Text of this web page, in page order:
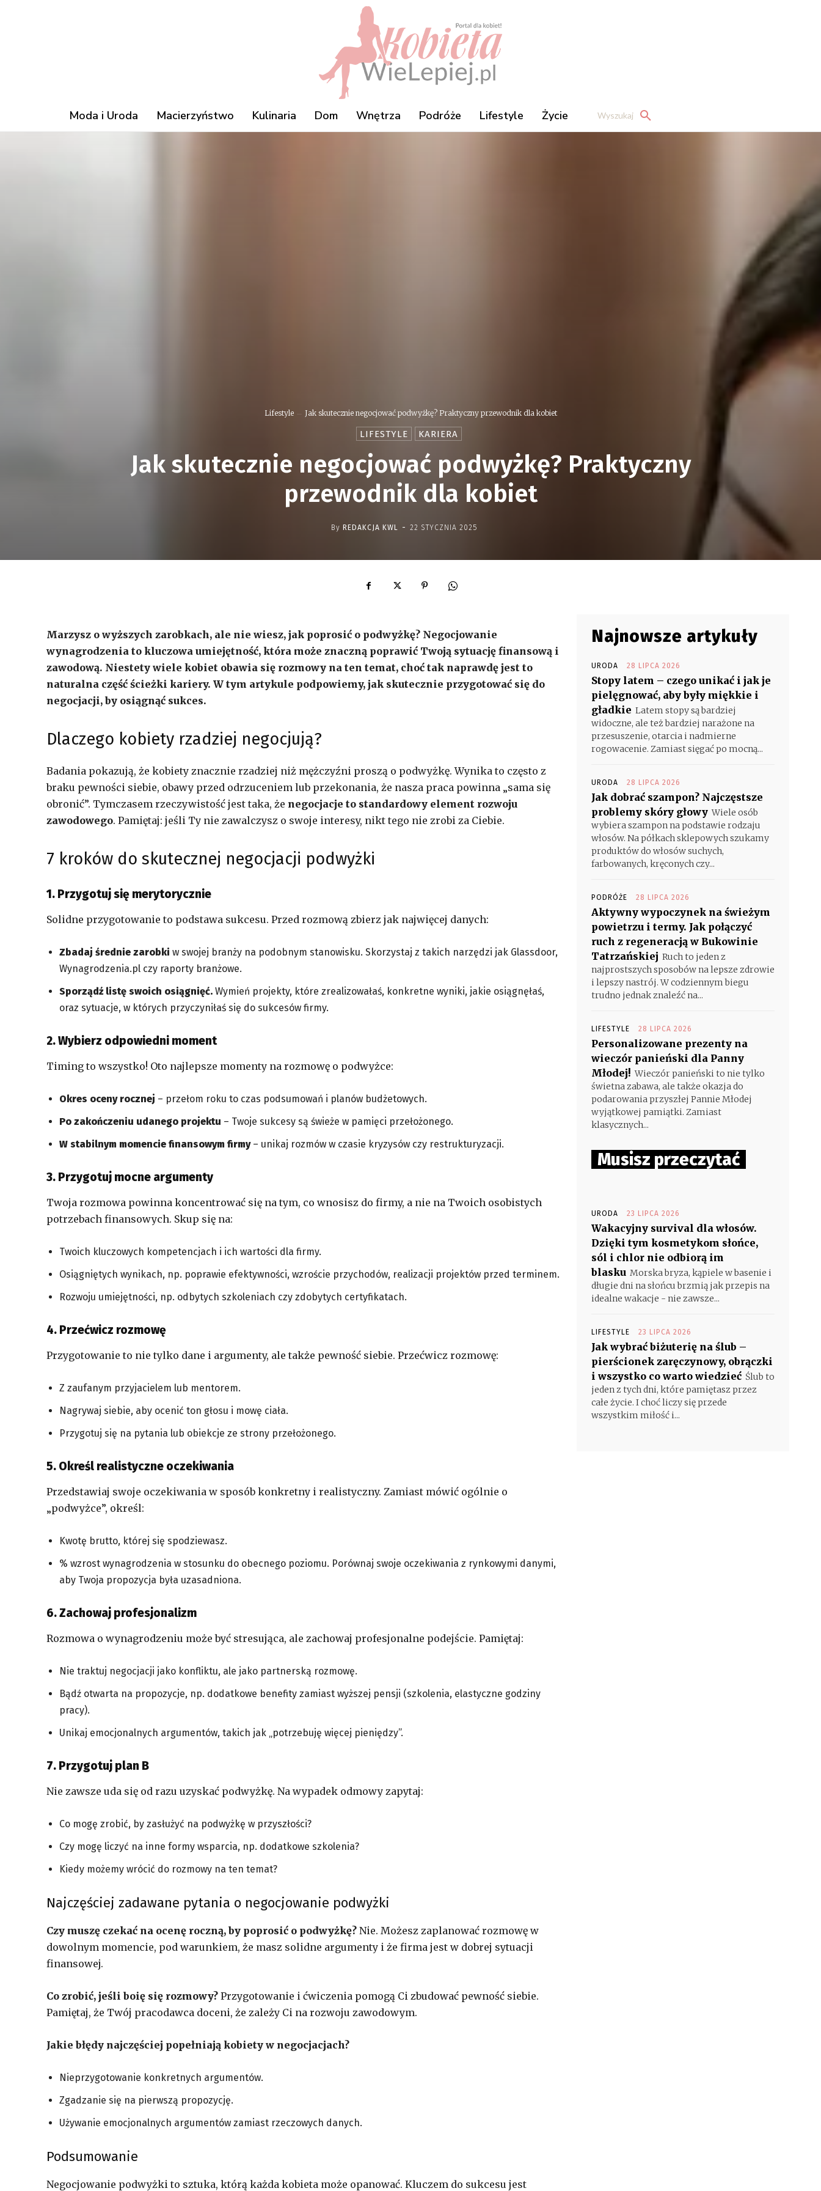
Moda i Uroda Macierzyństwo Kulinaria Dom Wnętrza Podróże Lifestyle Życie Wyszukaj
Lifestyle Jak skutecznie negocjować podwyżkę? Praktyczny przewodnik dla kobiet
LIFESTYLE KARIERA
Jak skutecznie negocjować podwyżkę? Praktyczny
przewodnik dla kobiet
By REDAKCJA KWL - 22 STYCZNIA 2025
Marzysz o wyższych zarobkach, ale nie wiesz, jak poprosić o podwyżkę? Negocjowanie
wynagrodzenia to kluczowa umiejętność, która może znaczną poprawić Twoją sytuację finansową i
zawodową. Niestety wiele kobiet obawia się rozmowy na ten temat, choć tak naprawdę jest to
naturalna część ścieżki kariery. W tym artykule podpowiemy, jak skutecznie przygotować się do
negocjacji, by osiągnąć sukces.
Dlaczego kobiety rzadziej negocjują?
Badania pokazują, że kobiety znacznie rzadziej niż mężczyźni proszą o podwyżkę. Wynika to często z
braku pewności siebie, obawy przed odrzuceniem lub przekonania, że nasza praca powinna „sama się
obronić”. Tymczasem rzeczywistość jest taka, że negocjacje to standardowy element rozwoju
zawodowego. Pamiętaj: jeśli Ty nie zawalczysz o swoje interesy, nikt tego nie zrobi za Ciebie.
7 kroków do skutecznej negocjacji podwyżki
1. Przygotuj się merytorycznie
Solidne przygotowanie to podstawa sukcesu. Przed rozmową zbierz jak najwięcej danych:
Zbadaj średnie zarobki w swojej branży na podobnym stanowisku. Skorzystaj z takich narzędzi jak Glassdoor,
Wynagrodzenia.pl czy raporty branżowe.
Sporządź listę swoich osiągnięć. Wymień projekty, które zrealizowałaś, konkretne wyniki, jakie osiągnęłaś,
oraz sytuacje, w których przyczyniłaś się do sukcesów firmy.
2. Wybierz odpowiedni moment
Timing to wszystko! Oto najlepsze momenty na rozmowę o podwyżce:
Okres oceny rocznej – przełom roku to czas podsumowań i planów budżetowych.
Po zakończeniu udanego projektu – Twoje sukcesy są świeże w pamięci przełożonego.
W stabilnym momencie finansowym firmy– unikaj rozmów w czasie kryzysów czy restrukturyzacji.
3. Przygotuj mocne argumenty
Twoja rozmowa powinna koncentrować się na tym, co wnosisz do firmy, a nie na Twoich osobistych
potrzebach finansowych. Skup się na:
Twoich kluczowych kompetencjach i ich wartości dla firmy.
Osiągniętych wynikach, np. poprawie efektywności, wzroście przychodów, realizacji projektów przed terminem.
Rozwoju umiejętności, np. odbytych szkoleniach czy zdobytych certyfikatach.
4. Przećwicz rozmowę
Przygotowanie to nie tylko dane i argumenty, ale także pewność siebie. Przećwicz rozmowę:
Z zaufanym przyjacielem lub mentorem.
Nagrywaj siebie, aby ocenić ton głosu i mowę ciała.
Przygotuj się na pytania lub obiekcje ze strony przełożonego.
5. Określ realistyczne oczekiwania
Przedstawiaj swoje oczekiwania w sposób konkretny i realistyczny. Zamiast mówić ogólnie o
„podwyżce”, określ:
Kwotę brutto, której się spodziewasz.
% wzrost wynagrodzenia w stosunku do obecnego poziomu. Porównaj swoje oczekiwania z rynkowymi danymi,
aby Twoja propozycja była uzasadniona.
6. Zachowaj profesjonalizm
Rozmowa o wynagrodzeniu może być stresująca, ale zachowaj profesjonalne podejście. Pamiętaj:
Nie traktuj negocjacji jako konfliktu, ale jako partnerską rozmowę.
Bądź otwarta na propozycje, np. dodatkowe benefity zamiast wyższej pensji (szkolenia, elastyczne godziny
pracy).
Unikaj emocjonalnych argumentów, takich jak „potrzebuję więcej pieniędzy”.
7. Przygotuj plan B
Nie zawsze uda się od razu uzyskać podwyżkę. Na wypadek odmowy zapytaj:
Co mogę zrobić, by zasłużyć na podwyżkę w przyszłości?
Czy mogę liczyć na inne formy wsparcia, np. dodatkowe szkolenia?
Kiedy możemy wrócić do rozmowy na ten temat?
Najczęściej zadawane pytania o negocjowanie podwyżki
Czy muszę czekać na ocenę roczną, by poprosić o podwyżkę? Nie. Możesz zaplanować rozmowę w
dowolnym momencie, pod warunkiem, że masz solidne argumenty i że firma jest w dobrej sytuacji
finansowej.
Co zrobić, jeśli boię się rozmowy? Przygotowanie i ćwiczenia pomogą Ci zbudować pewność siebie.
Pamiętaj, że Twój pracodawca doceni, że zależy Ci na rozwoju zawodowym.
Jakie błędy najczęściej popełniają kobiety w negocjacjach?
Nieprzygotowanie konkretnych argumentów.
Zgadzanie się na pierwszą propozycję.
Używanie emocjonalnych argumentów zamiast rzeczowych danych.
Podsumowanie
Negocjowanie podwyżki to sztuka, którą każda kobieta może opanować. Kluczem do sukcesu jest
Najnowsze artykuły
URODA 28 LIPCA 2026
Stopy latem – czego unikać i jak je
pielęgnować, aby były miękkie i
gładkie Latem stopy są bardziej
widoczne, ale też bardziej narażone na
przesuszenie, otarcia i nadmierne
rogowacenie. Zamiast sięgać po mocną...
URODA 28 LIPCA 2026
Jak dobrać szampon? Najczęstsze
problemy skóry głowy Wiele osób
wybiera szampon na podstawie rodzaju
włosów. Na półkach sklepowych szukamy
produktów do włosów suchych,
farbowanych, kręconych czy...
PODRÓŻE 28 LIPCA 2026
Aktywny wypoczynek na świeżym
powietrzu i termy. Jak połączyć
ruch z regeneracją w Bukowinie
Tatrzańskiej Ruch to jeden z
najprostszych sposobów na lepsze zdrowie
i lepszy nastrój. W codziennym biegu
trudno jednak znaleźć na...
LIFESTYLE 28 LIPCA 2026
Personalizowane prezenty na
wieczór panieński dla Panny
Młodej! Wieczór panieński to nie tylko
świetna zabawa, ale także okazja do
podarowania przyszłej Pannie Młodej
wyjątkowej pamiątki. Zamiast
klasycznych...
Musisz przeczytać
URODA 23 LIPCA 2026
Wakacyjny survival dla włosów.
Dzięki tym kosmetykom słońce,
sól i chlor nie odbiorą im
blasku Morska bryza, kąpiele w basenie i
długie dni na słońcu brzmią jak przepis na
idealne wakacje - nie zawsze...
LIFESTYLE 23 LIPCA 2026
Jak wybrać biżuterię na ślub –
pierścionek zaręczynowy, obrączki
i wszystko co warto wiedzieć Ślub to
jeden z tych dni, które pamiętasz przez
całe życie. I choć liczy się przede
wszystkim miłość i...